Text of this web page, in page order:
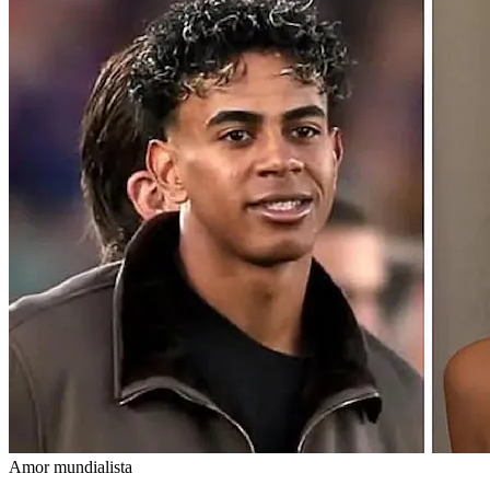
Amor mundialista